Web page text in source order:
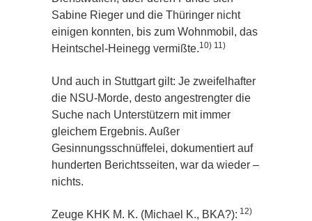
Sabine Rieger und die Thüringer nicht
einigen konnten, bis zum Wohnmobil, das
Heintschel-Heinegg vermißte.10) 11)
Und auch in Stuttgart gilt: Je zweifelhafter
die NSU-Morde, desto angestrengter die
Suche nach Unterstützern mit immer
gleichem Ergebnis. Außer
Gesinnungsschnüffelei, dokumentiert auf
hunderten Berichtsseiten, war da wieder –
nichts.
Zeuge KHK M. K. (Michael K., BKA?): 12)